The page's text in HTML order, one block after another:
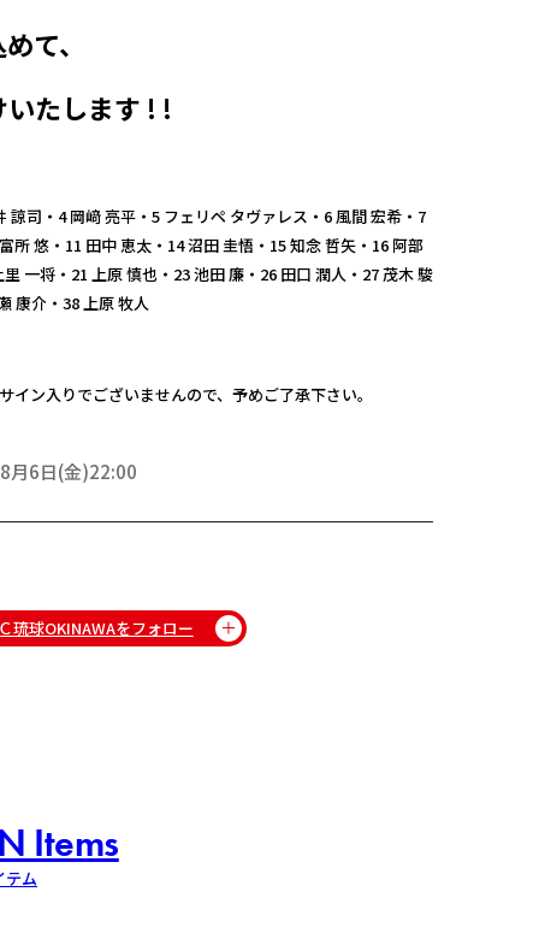
て、
たします ! !
諒司・4 岡﨑 亮平・5 フェリペ タヴァレス・6 風間 宏希・7
所 悠・11 田中 恵太・14 沼田 圭悟・15 知念 哲矢・16 阿部
一将・21 上原 慎也・23 池田 廉・26 田口 潤人・27 茂木 駿
康介・38 上原 牧人
ン入りでございませんので、予めご了承下さい。
月6日(金)22:00
琉球OKINAWAをフォロー
Items
テム